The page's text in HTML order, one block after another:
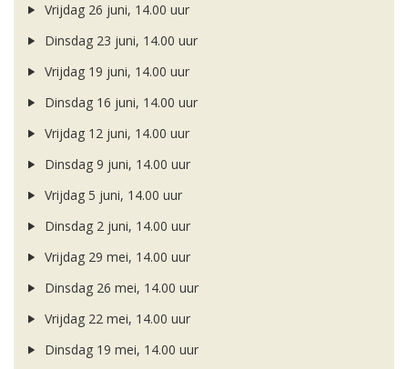
Vrijdag 26 juni, 14.00 uur
Dinsdag 23 juni, 14.00 uur
Vrijdag 19 juni, 14.00 uur
Dinsdag 16 juni, 14.00 uur
Vrijdag 12 juni, 14.00 uur
Dinsdag 9 juni, 14.00 uur
Vrijdag 5 juni, 14.00 uur
Dinsdag 2 juni, 14.00 uur
Vrijdag 29 mei, 14.00 uur
Dinsdag 26 mei, 14.00 uur
Vrijdag 22 mei, 14.00 uur
Dinsdag 19 mei, 14.00 uur